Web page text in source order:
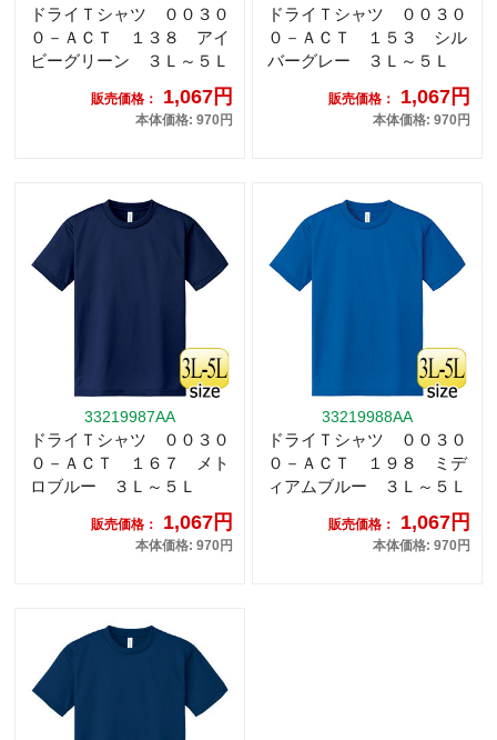
ドライＴシャツ ００３０
０－ＡＣＴ １３８ アイ
ビーグリーン ３Ｌ～５Ｌ
販売価格： 1,067円
本体価格: 970円
ドライＴシャツ ００３０
０－ＡＣＴ １５３ シル
バーグレー ３Ｌ～５Ｌ
販売価格： 1,067円
本体価格: 970円
33219987AA
ドライＴシャツ ００３０
０－ＡＣＴ １６７ メト
ロブルー ３Ｌ～５Ｌ
販売価格： 1,067円
本体価格: 970円
33219988AA
ドライＴシャツ ００３０
０－ＡＣＴ １９８ ミデ
ィアムブルー ３Ｌ～５Ｌ
販売価格： 1,067円
本体価格: 970円